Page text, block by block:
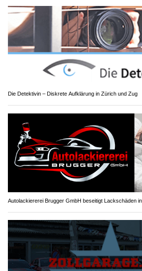
Die Detektivin – Diskrete Aufklärung in Zürich und Zug
Autolackiererei Brugger GmbH beseitigt Lackschäden